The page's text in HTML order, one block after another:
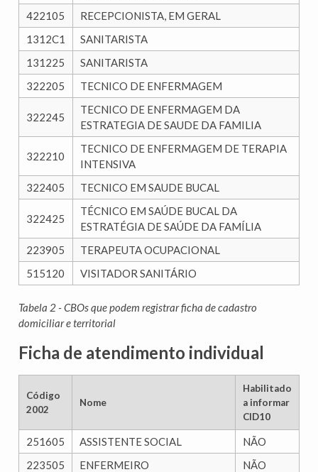
422105
RECEPCIONISTA, EM GERAL
1312C1
SANITARISTA
131225
SANITARISTA
322205
TECNICO DE ENFERMAGEM
322245
TECNICO DE ENFERMAGEM DA
ESTRATEGIA DE SAUDE DA FAMILIA
322210
TECNICO DE ENFERMAGEM DE TERAPIA
INTENSIVA
322405
TECNICO EM SAUDE BUCAL
322425
TÉCNICO EM SAÚDE BUCAL DA
ESTRATÉGIA DE SAÚDE DA FAMÍLIA
223905
TERAPEUTA OCUPACIONAL
515120
VISITADOR SANITÁRIO
Tabela 2 - CBOs que podem registrar ficha de cadastro
domiciliar e territorial
Ficha de atendimento individual
Código
2002
Nome
Habilitado
a informar
CID10
251605 ASSISTENTE SOCIAL
NÃO
223505
ENFERMEIRO NÃO